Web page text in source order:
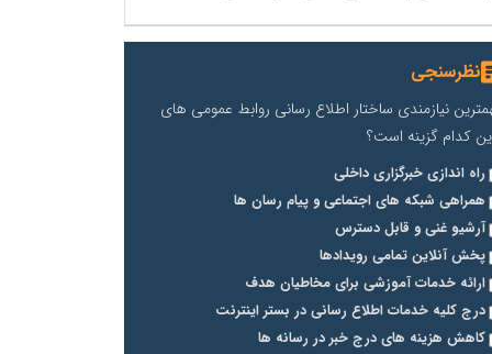
نظرسنجی
نیازمندی ساختار اطلاع رسانی روابط عمومی های
کدام گزینه است؟
راه اندازی خبرگزاری داخلی
همراهی شبکه های اجتماعی و پیام رسان ها
آرشیو غنی و قابل دسترس
پخش آنلاین تمامی رویدادها
ارائه خدمات آموزشی برای مخاطیان هدف
درج کلیه خدمات اطلاع رسانی در بستر اینترنت
کاهش هزینه های درج خبر در رسانه ها